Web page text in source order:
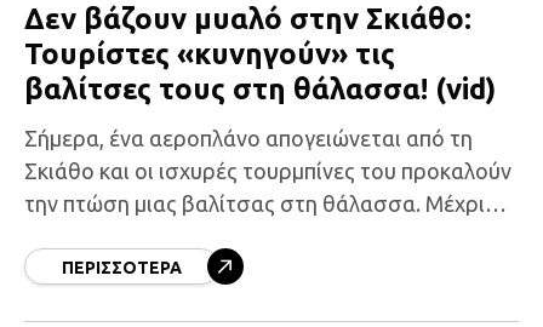
Δεν βάζουν μυαλό στην Σκιάθο:
Τουρίστες «κυνηγούν» τις
βαλίτσες τους στη θάλασσα! (vid)
Σήμερα, ένα αεροπλάνο απογειώνεται από τη
Σκιάθο και οι ισχυρές τουρμπίνες του προκαλούν
την πτώση μιας βαλίτσας στη θάλασσα. Μέχρι
κατακλύζουν την παραλία
ΠΕΡΙΣΣΌΤΕΡΑ